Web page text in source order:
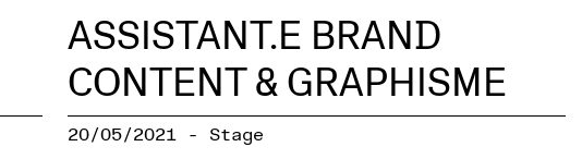
ASSISTANT.E BRAND
CONTENT & GRAPHISME
20/05/2021 - Stage